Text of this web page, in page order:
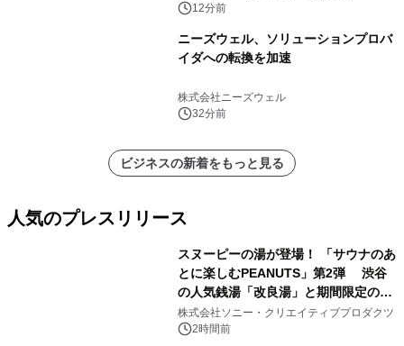
12分前
ニーズウェル、ソリューションプロバ
イダへの転換を加速
株式会社ニーズウェル
32分前
ビジネスの新着をもっと見る
人気のプレスリリース
スヌーピーの湯が登場！ 「サウナのあ
とに楽しむPEANUTS」第2弾 渋谷
の人気銭湯「改良湯」と期間限定のコ
ラボレーション サウナイキタイコラ
ボグッズも発売決定！
株式会社ソニー・クリエイティブプロダクツ
2時間前